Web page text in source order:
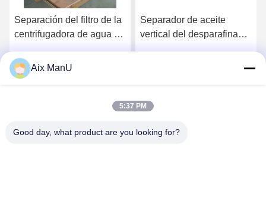
Separación del filtro de la
centrifugadora de agua y
Separador de aceite
vertical del desparafinado
Aix ManU
5:37 PM
Good day, what product are you looking for?